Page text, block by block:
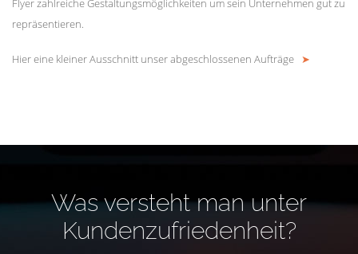
Flyer zahlreiche Gestaltungsmöglichkeiten um sein Unternehmen gut zu
repräsentieren.
Hier eine kleiner Ausschnitt unser abgeschlossenen Aufträge ➤
Was versteht man unter
Kundenzufriedenheit?